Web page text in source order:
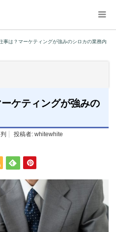
事は？マーケティングが強みのシロカの業務内
ケティングが強みの
投稿者: whitewhite